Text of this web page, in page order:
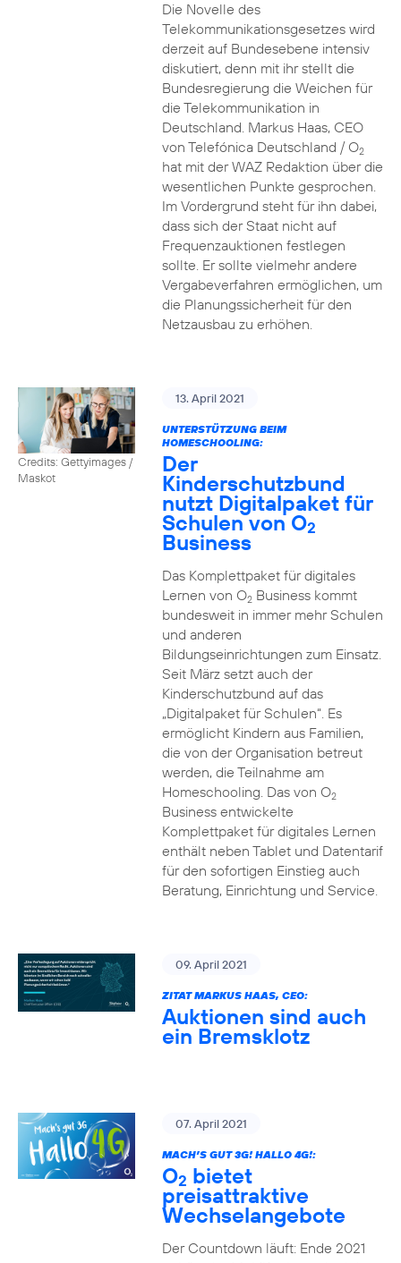
Die Novelle des
Telekommunikationsgesetzes wird
derzeit auf Bundesebene intensiv
diskutiert, denn mit ihr stellt die
Bundesregierung die Weichen für
die Telekommunikation in
Deutschland. Markus Haas, CEO
von Telefónica Deutschland / O2
hat mit der WAZ Redaktion über die
wesentlichen Punkte gesprochen.
Im Vordergrund steht für ihn dabei,
dass sich der Staat nicht auf
Frequenzauktionen festlegen
sollte. Er sollte vielmehr andere
Vergabeverfahren ermöglichen, um
die Planungssicherheit für den
Netzausbau zu erhöhen.
Credits: Gettyimages /
Maskot
13. April 2021
UNTERSTÜTZUNG BEIM
HOMESCHOOLING:
Der
Kinderschutzbund
nutzt Digitalpaket für
Schulen von O2
Business
Das Komplettpaket für digitales
Lernen von O2Business kommt
bundesweit in immer mehr Schulen
und anderen
Bildungseinrichtungen zum Einsatz.
Seit März setzt auch der
Kinderschutzbund auf das
„Digitalpaket für Schulen“. Es
ermöglicht Kindern aus Familien,
die von der Organisation betreut
werden, die Teilnahme am
Homeschooling. Das von O2
Business entwickelte
Komplettpaket für digitales Lernen
enthält neben Tablet und Datentarif
für den sofortigen Einstieg auch
Beratung, Einrichtung und Service.
09. April 2021
ZITAT MARKUS HAAS, CEO:
Auktionen sind auch
ein Bremsklotz
07. April 2021
MACH’S GUT 3G! HALLO 4G!:
O2 bietet
preisattraktive
Wechselangebote
Der Countdown läuft: Ende 2021